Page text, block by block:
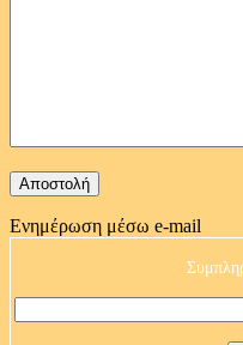
Ενημέρωση μέσω e-mail